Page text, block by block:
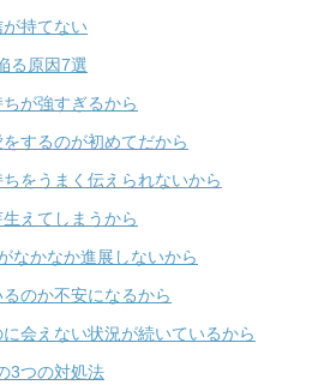
持てない
る原因7選
が強すぎるから
するのが初めてだから
をうまく伝えられないから
えてしまうから
なかなか進展しないから
のか不安になるから
会えない状況が続いているから
3つの対処法